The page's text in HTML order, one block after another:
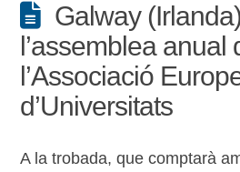
Galway
l’assemblea anual
l’Associació
d’Universitats
A la trobada, que comptarà